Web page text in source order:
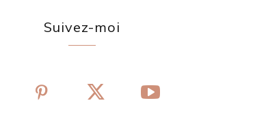
Suivez-moi